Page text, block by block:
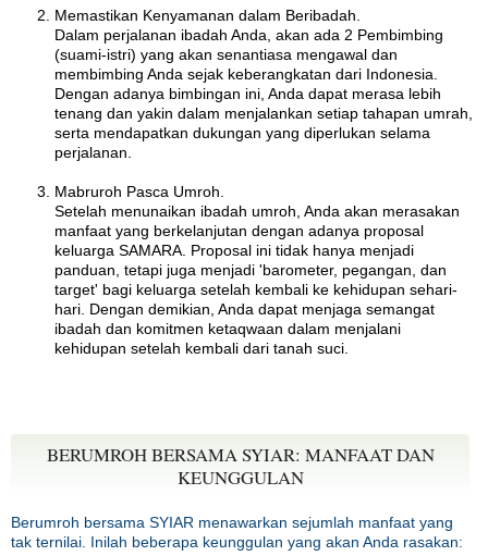
Memastikan Kenyamanan dalam Beribadah.
Dalam perjalanan ibadah Anda, akan ada 2 Pembimbing
(suami-istri) yang akan senantiasa mengawal dan
membimbing Anda sejak keberangkatan dari Indonesia.
Dengan adanya bimbingan ini, Anda dapat merasa lebih
tenang dan yakin dalam menjalankan setiap tahapan umrah,
serta mendapatkan dukungan yang diperlukan selama
perjalanan.
Mabruroh Pasca Umroh.
Setelah menunaikan ibadah umroh, Anda akan merasakan
manfaat yang berkelanjutan dengan adanya proposal
keluarga SAMARA. Proposal ini tidak hanya menjadi
panduan, tetapi juga menjadi 'barometer, pegangan, dan
target' bagi keluarga setelah kembali ke kehidupan sehari-
hari. Dengan demikian, Anda dapat menjaga semangat
ibadah dan komitmen ketaqwaan dalam menjalani
kehidupan setelah kembali dari tanah suci.
BERUMROH BERSAMA SYIAR: MANFAAT DAN
KEUNGGULAN
Berumroh bersama SYIAR menawarkan sejumlah manfaat yang
tak ternilai. Inilah beberapa keunggulan yang akan Anda rasakan: